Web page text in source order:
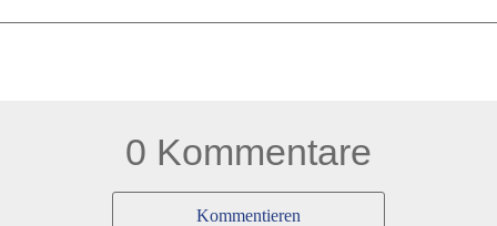
0 Kommentare
Kommentieren